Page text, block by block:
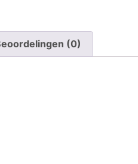
(0)